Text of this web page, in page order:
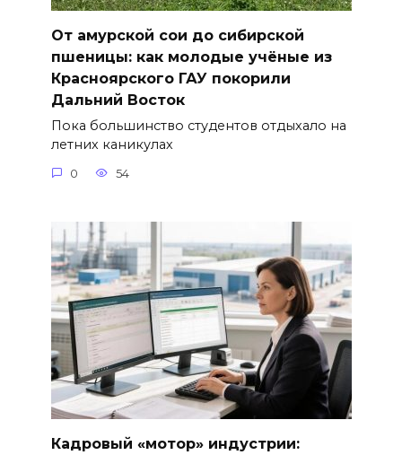
От амурской сои до сибирской
пшеницы: как молодые учёные из
Красноярского ГАУ покорили
Дальний Восток
Пока большинство студентов отдыхало на
летних каникулах
0 54
Кадровый «мотор» индустрии: